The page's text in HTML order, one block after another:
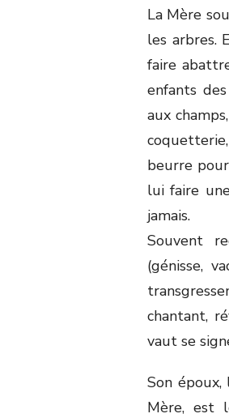
La Mère
les arbres.
faire
enfants
aux
beurre
lui faire
jamais.
Souvent
(génisse,
chantant,
vaut se
Son époux,
Mère, est